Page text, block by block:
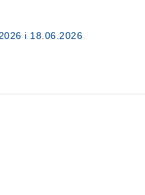
i 18.06.2026